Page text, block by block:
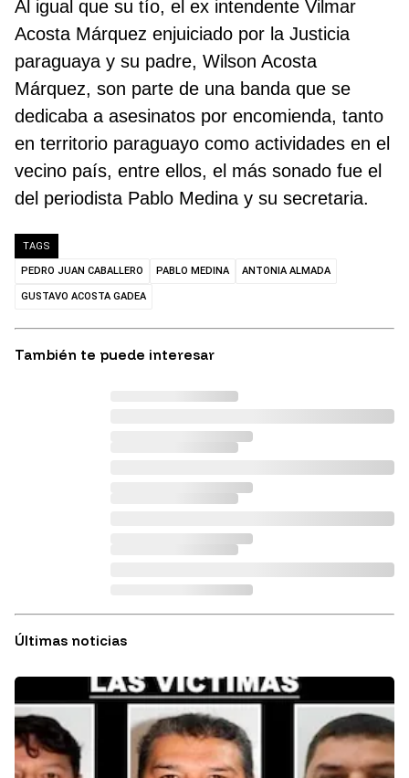
Al igual que su tío, el ex intendente Vilmar
Acosta Márquez enjuiciado por la Justicia
paraguaya y su padre, Wilson Acosta
Márquez, son parte de una banda que se
dedicaba a asesinatos por encomienda, tanto
en territorio paraguayo como actividades en el
vecino país, entre ellos, el más sonado fue el
del periodista Pablo Medina y su secretaria.
TAGS
PEDRO JUAN CABALLERO PABLO MEDINA ANTONIA ALMADA
GUSTAVO ACOSTA GADEA
También te puede interesar
Últimas noticias